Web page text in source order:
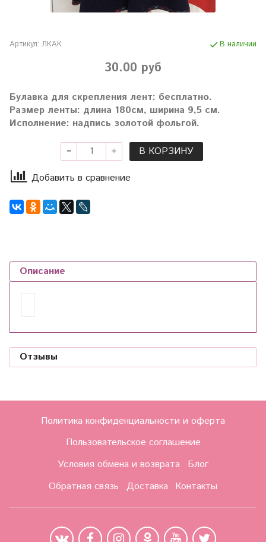
Артикул: ЛКАК В наличии
30.00 руб
Булавка для скрепления лент: бесплатно.
Размер ленты: длина 180см, ширина 9,5 см.
Исполнение: надпись золотой фольгой.
В КОРЗИНУ
Добавить в сравнение
Описание
Отзывы
Политика конфиденциальности и оферта
Пользовательское соглашение
Условия обмена и возврата
Блог
Обратная связь
Доставка Контакты